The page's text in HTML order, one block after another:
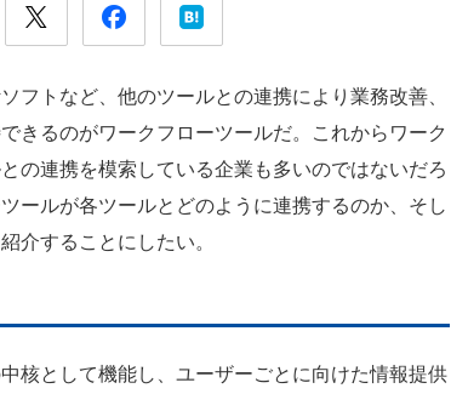
トなど、他のツールとの連携により業務改善、
きるのがワークフローツールだ。これからワーク
の連携を模索している企業も多いのではないだろ
ールが各ツールとどのように連携するのか、そし
介することにしたい。
核として機能し、ユーザーごとに向けた情報提供